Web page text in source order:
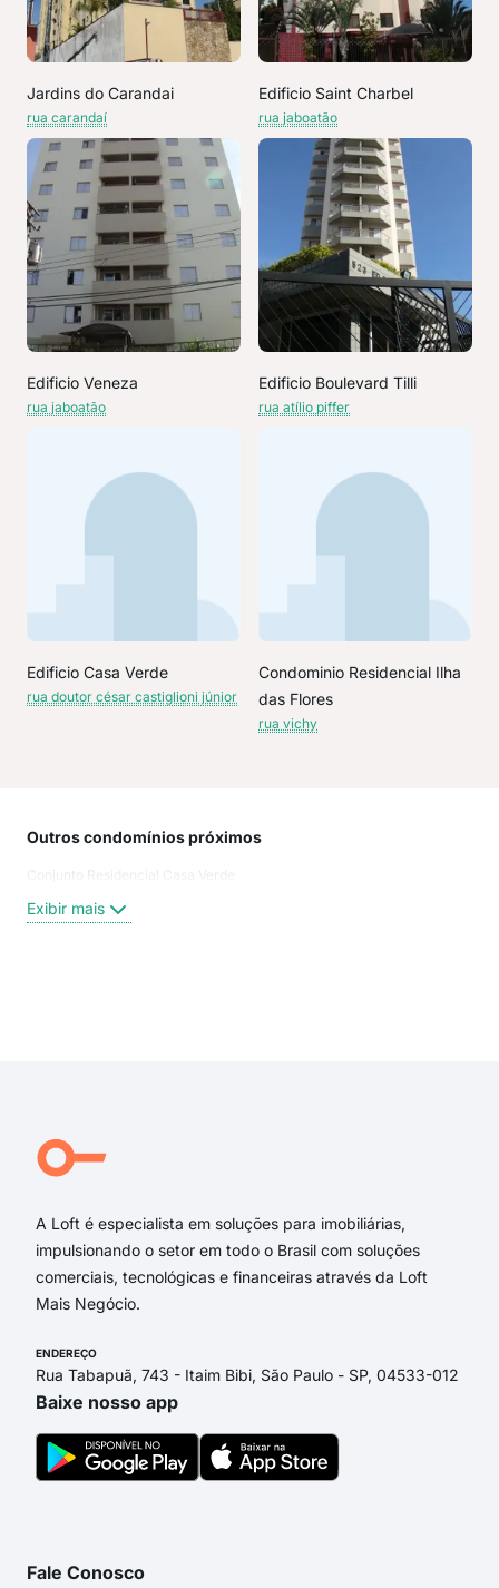
Jardins do Carandai
rua carandaí
Edificio Saint Charbel
rua jaboatão
Edificio Veneza
rua jaboatão
Edificio Boulevard Tilli
rua atílio piffer
Edificio Casa Verde
rua doutor césar castiglioni júnior
Condominio Residencial Ilha
das Flores
rua vichy
Outros condomínios próximos
Conjunto Residencial Casa Verde
Exibir mais
A Loft é especialista em soluções para imobiliárias,
impulsionando o setor em todo o Brasil com soluções
comerciais, tecnológicas e financeiras através da Loft
Mais Negócio.
ENDEREÇO
Rua Tabapuã, 743 - Itaim Bibi, São Paulo - SP, 04533-012
Baixe nosso app
Fale Conosco